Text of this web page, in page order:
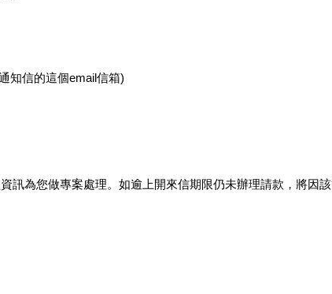
知信的這個email信箱)
訊為您做專案處理。如逾上開來信期限仍未辦理請款，將因